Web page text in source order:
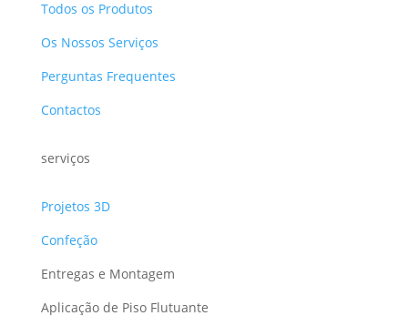
Todos os Produtos
Os Nossos Serviços
Perguntas Frequentes
Contactos
serviços
Projetos 3D
Confeção
Entregas e Montagem
Aplicação de Piso Flutuante